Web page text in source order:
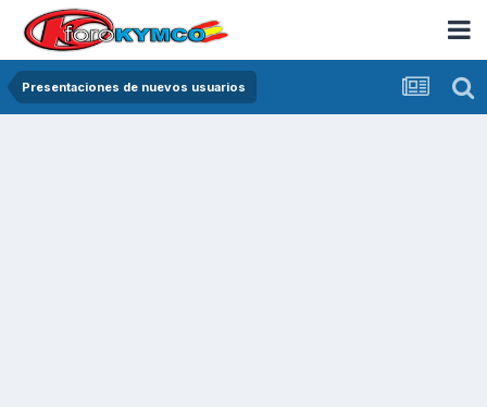
Presentaciones de nuevos usuarios